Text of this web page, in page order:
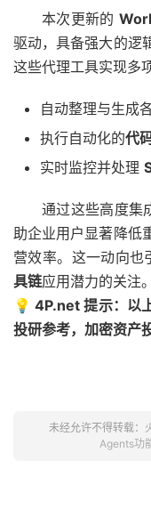
本次更新的
驱动，具备强大的逻
这些代理工具实现多
自动整理与生成
执行自动化的代
实时监控并处理
通过这些高度集
助企业用户显著降低
营效率。这一动向
具链应用潜力的关注。
💡 4P.net 提示：以
投研参考，加密资产
未经允许不得转载：
Agents功